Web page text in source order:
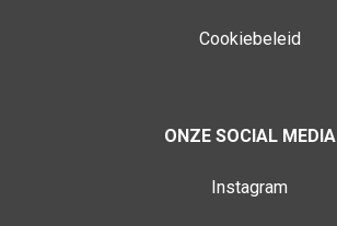
Cookiebeleid
ONZE SOCIAL MEDIA
Instagram